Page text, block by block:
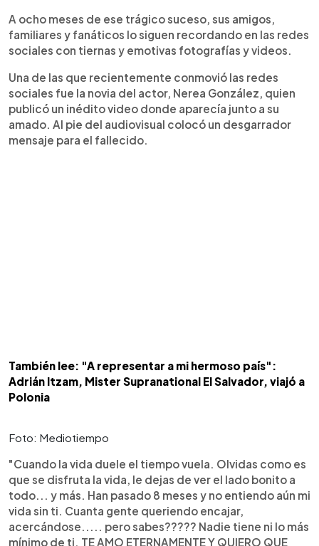
A ocho meses de ese trágico suceso, sus amigos,
familiares y fanáticos lo siguen recordando en las redes
sociales con tiernas y emotivas fotografías y videos.
Una de las que recientemente conmovió las redes
sociales fue la novia del actor, Nerea González, quien
publicó un inédito video donde aparecía junto a su
amado. Al pie del audiovisual colocó un desgarrador
mensaje para el fallecido.
También lee: "A representar a mi hermoso país":
Adrián Itzam, Mister Supranational El Salvador, viajó a
Polonia
Foto: Mediotiempo
"Cuando la vida duele el tiempo vuela. Olvidas como es
que se disfruta la vida, le dejas de ver el lado bonito a
todo... y más. Han pasado 8 meses y no entiendo aún mi
vida sin ti. Cuanta gente queriendo encajar,
acercándose..... pero sabes????? Nadie tiene ni lo más
mínimo de ti. TE AMO ETERNAMENTE Y QUIERO QUE